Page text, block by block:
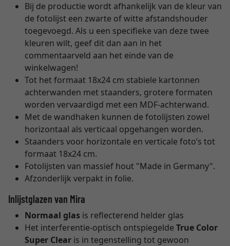
Bij de productie wordt afhankelijk van de kleur van
de fotolijst een zwarte of witte afstandshouder
toegevoegd. Als u een specifieke van deze twee
kleuren wilt, geef dit dan aan in het
commentaarveld aan het einde van de
winkelwagen!
Tot het formaat 18x24 cm stabiele kartonnen
achterwanden met staanders, grotere formaten
worden vervaardigd met een MDF-achterwand.
Met de wandhaken kunnen de fotolijsten zowel
horizontaal als verticaal opgehangen worden.
Staanders voor horizontale en verticale foto’s tot
formaat 18x24 cm.
Fotolijsten van massief hout "Made in Germany".
Afzonderlijk verpakt in folie.
Inlijstglazen van Mira
Normaal glas is reflecterend helder glas
Het interferentie-optisch ontspiegelde True Color
Super Clear is in tegenstelling tot gewoon